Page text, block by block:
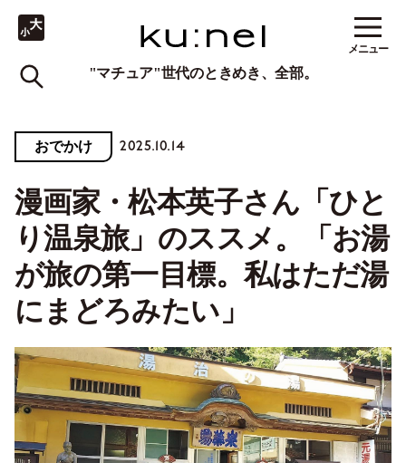
"マチュア"世代のときめき、全部。
メニュー
おでかけ 2025.10.14
漫画家・松本英子さん「ひと
り温泉旅」のススメ。「お湯
が旅の第一目標。私はただ湯
にまどろみたい」